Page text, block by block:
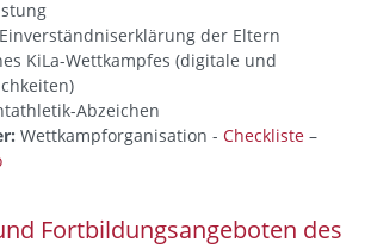
der Eltern
KiLa-Wettkampfes (digitale und
Abzeichen
Wettkampforganisation -Checkliste –
Fortbildungsangeboten des